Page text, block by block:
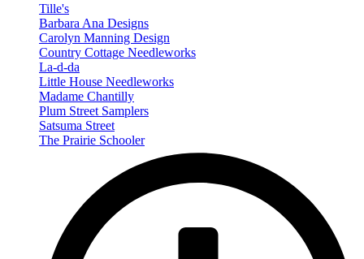
Tille's
Barbara Ana Designs
Carolyn Manning Design
Country Cottage Needleworks
La-d-da
Little House Needleworks
Madame Chantilly
Plum Street Samplers
Satsuma Street
The Prairie Schooler